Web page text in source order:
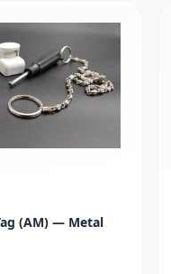
(AM) — Metal